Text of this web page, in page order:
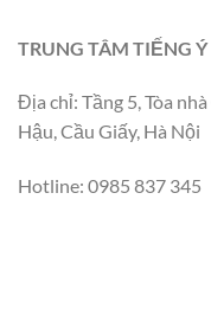
TRUNG TÂM TIẾNG Ý
Địa chỉ: Tầng 5, Tòa
Hậu, Cầu Giấy, Hà Nội
Hotline: 0985 837 345